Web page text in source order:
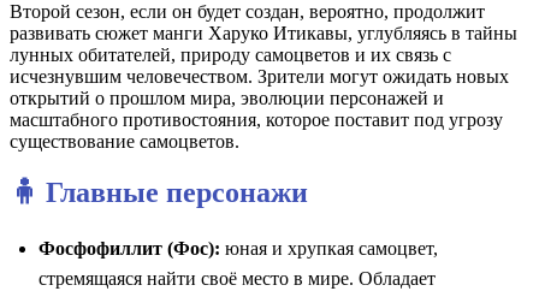
Второй сезон, если он будет создан, вероятно, продолжит
развивать сюжет манги Харуко Итикавы, углубляясь в тайны
лунных обитателей, природу самоцветов и их связь с
исчезнувшим человечеством. Зрители могут ожидать новых
открытий о прошлом мира, эволюции персонажей и
масштабного противостояния, которое поставит под угрозу
существование самоцветов.
🧍 Главные персонажи
Фосфофиллит (Фос): юная и хрупкая самоцвет,
стремящаяся найти своё место в мире. Обладает